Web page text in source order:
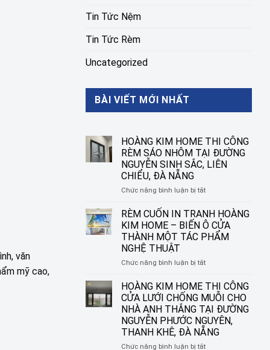
văn
mỹ cao,
Tin Tức Nệm
Tin Tức Rèm
Uncategorized
BÀI VIẾT MỚI NHẤT
HOÀNG KIM HOME THI CÔNG
RÈM SÁO NHÔM TẠI ĐƯỜNG
NGUYỄN SINH SẮC, LIÊN
CHIỂU, ĐÀ NẴNG
Chức năng bình luận bị tắtở
KIM
HOME
THI
CÔNG
SÁO
TẠI
ĐƯỜNG
NGUYỄN
SINH
SẮC,
LIÊN
CHIỂU,
RÈM CUỐN IN TRANH HOÀNG
KIM HOME – BIẾN Ô CỬA
THÀNH MỘT TÁC PHẨM
NGHỆ THUẬT
Chức năng bình luận bị tắtở
CUỐN
IN
TRANH
HOÀNG
KIM
HOME
–
HOÀNG KIM HOME THI CÔNG
CỬA LƯỚI CHỐNG MUỖI CHO
NHÀ ANH THẮNG TẠI ĐƯỜNG
NGUYỄN PHƯỚC NGUYÊN,
THANH KHÊ, ĐÀ NẴNG
Chức năng bình luận bị tắtở